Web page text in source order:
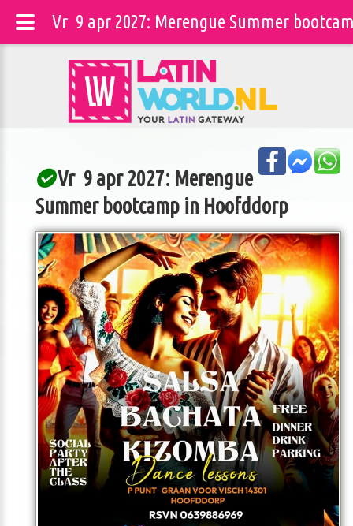
Vr 9 apr 2027: Merengue
Summer bootcamp in Hoofddorp
Vr 9 apr 2027: Merengue Summer